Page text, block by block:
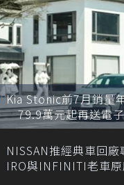
Kia Stonic前7月銷量
79.9萬元起再送電
NISSAN推經典車回
IRO與INFINITI老車